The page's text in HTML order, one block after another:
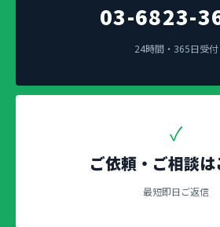
03-6823-
24時間・365日受付
✓
ご依頼・ご相談は
最短即日ご返信